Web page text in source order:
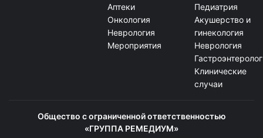
Аптеки
Онкология
Неврология
Мероприятия
Педиатрия
Акушерство и
гинекология
Неврология
Клинические
случаи
Общество с ограниченной ответственностью
«ГРУППА РЕМЕДИУМ»